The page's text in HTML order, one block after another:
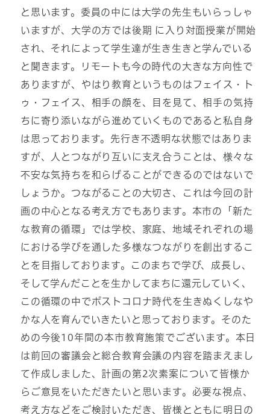
と思います。委員の中には大学の先生もいらっしゃ
いますが、大学の方では後期 に入り対面授業が開始
され、それによって学生達が生き生きと学んでいる
と聞きます。リモートも今の時代の大きな方向性で
ありますが、やはり教育というものはフェイス・ト
ゥ・フェイス、相手の顔を、目を見て、相手の気持
ちに寄り添いながら進めていくものであると私自身
は思っております。先行き不透明な状態ではありま
すが、人とつながり互いに支え合うことは、様々な
不安な気持ちを和らげることができるのではないで
しょうか。つながることの大切さ、これは今回の計
画の中心となる考え方でもあります。本市の「新た
な教育の循環」では学校、家庭、地域それぞれの場
における学びを通した多様なつながりを創出するこ
とを目指しております。このまちで学び、成長し、
そして学んだことを生かしてまちに還元していく、
この循環の中でポストコロナ時代を生きぬくしなや
かな人を育んでいきたいと思っております。そのた
めの今後10年間の本市教育施策でございます。本日
は前回の審議会と総合教育会議の内容を踏まえまし
て作成しました、計画の第2次素案について皆様か
らご意見をいただきたいと思います。必要な視点、
考え方などをご検討いただき、皆様とともに明日の